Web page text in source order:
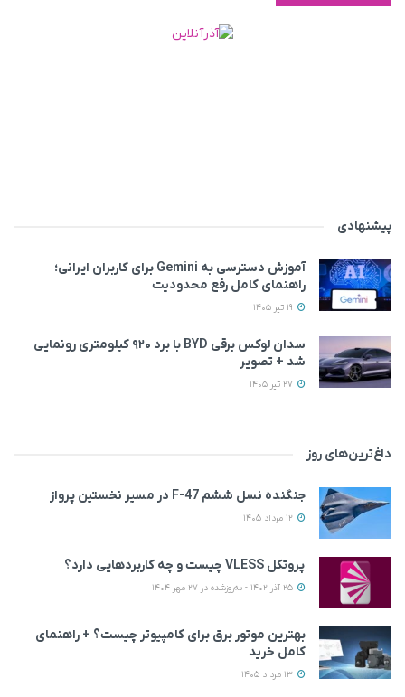
پیشنهادی
آموزش دسترسی به Gemini برای کاربران ایرانی؛
راهنمای کامل رفع محدودیت
سدان لوکس برقی BYD با برد ۹۲۰ کیلومتری رونمایی
شد + تصویر
داغ‌ترین‌های روز
جنگنده نسل ششم F-47 در مسیر نخستین پرواز
پروتکل VLESS چیست و چه کاربردهایی دارد؟
بهترین موتور برق برای کامپیوتر چیست؟ + راهنمای
کامل خرید